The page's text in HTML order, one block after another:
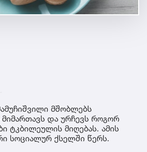
მშობლებს
და ურჩევს როგორ
ტკბილეულის მიღებას. ამის
სოციალურ ქსელში წერს.